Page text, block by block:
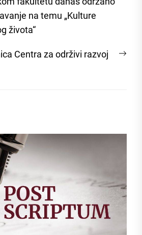
na temu „Kulture
života“
Centra za održivi razvoj